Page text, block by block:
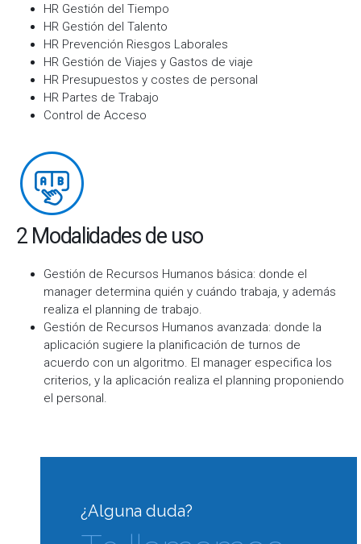
HR Gestión del Tiempo
HR Gestión del Talento
HR Prevención Riesgos Laborales
HR Gestión de Viajes y Gastos de viaje
HR Presupuestos y costes de personal
HR Partes de Trabajo
Control de Acceso
2 Modalidades de uso
Gestión de Recursos Humanos básica: donde el
manager determina quién y cuándo trabaja, y además
realiza el planning de trabajo.
Gestión de Recursos Humanos avanzada: donde la
aplicación sugiere la planificación de turnos de
acuerdo con un algoritmo. El manager especifica los
criterios, y la aplicación realiza el planning proponiendo
el personal.
¿Alguna duda?